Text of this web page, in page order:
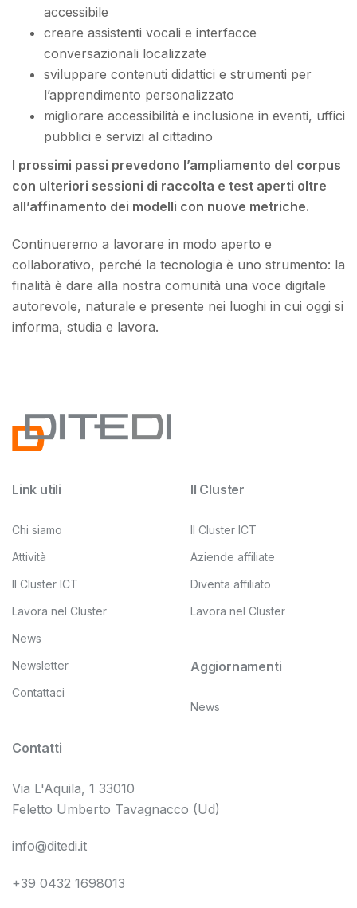
accessibile
creare assistenti vocali e interfacce
conversazionali localizzate
sviluppare contenuti didattici e strumenti per
l’apprendimento personalizzato
migliorare accessibilità e inclusione in eventi, uffici
pubblici e servizi al cittadino
I prossimi passi prevedono l’ampliamento del corpus
con ulteriori sessioni di raccolta e test aperti oltre
all’affinamento dei modelli con nuove metriche.
Continueremo a lavorare in modo aperto e
collaborativo, perché la tecnologia è uno strumento: la
finalità è dare alla nostra comunità una voce digitale
autorevole, naturale e presente nei luoghi in cui oggi si
informa, studia e lavora.
Link utili
Chi siamo
Attività
Il Cluster ICT
Lavora nel Cluster
News
Newsletter
Contattaci
Il Cluster
Il Cluster ICT
Aziende affiliate
Diventa affiliato
Lavora nel Cluster
Aggiornamenti
News
Contatti
Via L'Aquila, 1 33010
Feletto Umberto Tavagnacco (Ud)
info@ditedi.it
+39 0432 1698013